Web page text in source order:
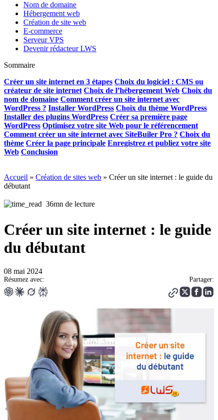
Nom de domaine
Hébergement web
Création de site web
E-commerce
Serveur VPS
Devenir rédacteur LWS
Sommaire
Créer un site internet en 3 étapes Choix du logiciel : CMS ou
créateur de site internet Choix de l’hébergement Web Choix du
nom de domaine Comment créer un site internet avec
WordPress ? Installer WordPress Choix du thème WordPress
Installer des plugins WordPress Créer sa première page
WordPress Optimisez votre site Web pour le référencement
Comment créer un site internet avec SiteBuiler Pro ? Choix du
thème Créer la page principale Enregistrez et publiez votre site
Web Conclusion
Accueil » Création de sites web » Créer un site internet : le guide du
débutant
36mn de lecture
Créer un site internet : le guide
du débutant
08 mai 2024
Résumez avec: Partager: